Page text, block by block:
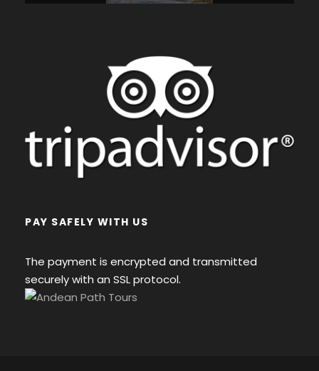
PAY SAFELY WITH US
The payment is encrypted and transmitted
securely with an SSL protocol.